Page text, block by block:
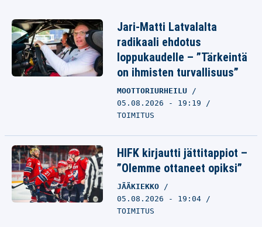
Jari-Matti Latvalalta
radikaali ehdotus
loppukaudelle – ”Tärkeintä
on ihmisten turvallisuus”
MOOTTORIURHEILU
05.08.2026 - 19:19
TOIMITUS
HIFK kirjautti jättitappiot –
”Olemme ottaneet opiksi”
JÄÄKIEKKO
05.08.2026 - 19:04
TOIMITUS